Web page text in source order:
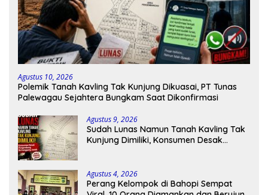
Agustus 10, 2026
Polemik Tanah Kavling Tak Kunjung Dikuasai, PT Tunas
Palewagau Sejahtera Bungkam Saat Dikonfirmasi
Agustus 9, 2026
Sudah Lunas Namun Tanah Kavling Tak
Kunjung Dimiliki, Konsumen Desak
Agustus 4, 2026
Perang Kelompok di Bahopi Sempat